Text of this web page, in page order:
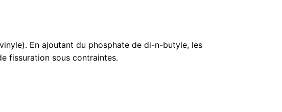
En ajoutant du phosphate de di-n-butyle, les
fissuration sous contraintes.